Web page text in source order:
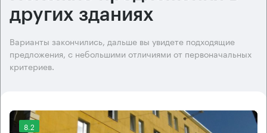
других зданиях
Варианты закончились, дальше вы увидете подходящие
предложения, с небольшими отличиями от первоначальных
критериев.
8.2